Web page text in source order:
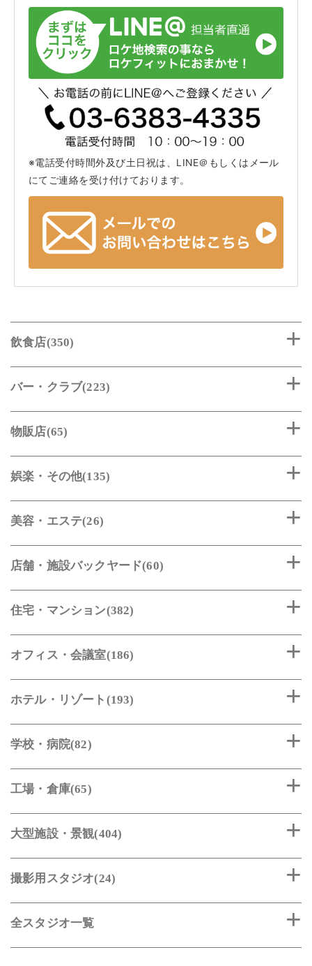
※電話受付時間外及び土日祝は、LINE＠もしくはメール
にてご連絡を受け付けております。
飲食店(350)
バー・クラブ(223)
物販店(65)
娯楽・その他(135)
美容・エステ(26)
店舗・施設バックヤード(60)
住宅・マンション(382)
オフィス・会議室(186)
ホテル・リゾート(193)
学校・病院(82)
工場・倉庫(65)
大型施設・景観(404)
撮影用スタジオ(24)
全スタジオ一覧